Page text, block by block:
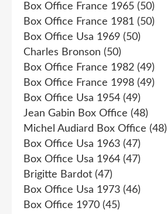
Box Office France 1965 (50)
Box Office France 1981 (50)
Box Office Usa 1969 (50)
Charles Bronson (50)
Box Office France 1982 (49)
Box Office France 1998 (49)
Box Office Usa 1954 (49)
Jean Gabin Box Office (48)
Michel Audiard Box Office (48)
Box Office Usa 1963 (47)
Box Office Usa 1964 (47)
Brigitte Bardot (47)
Box Office Usa 1973 (46)
Box Office 1970 (45)